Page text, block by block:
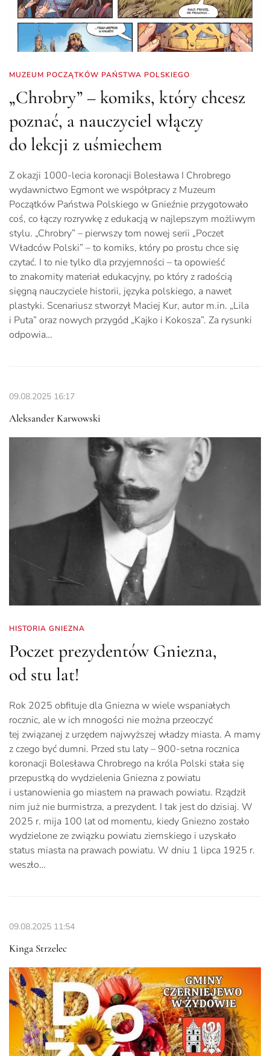
MUZEUM POCZĄTKÓW PAŃSTWA POLSKIEGO
„Chrobry” – komiks, który chcesz
poznać, a nauczyciel włączy
do lekcji z uśmiechem
Z okazji 1000-lecia koronacji Bolesława I Chrobrego
wydawnictwo Egmont we współpracy z Muzeum
Początków Państwa Polskiego w Gnieźnie przygotowało
coś, co łączy rozrywkę z edukacją w najlepszym możliwym
stylu. „Chrobry” – pierwszy tom nowej serii „Poczet
Władców Polski” – to komiks, który po prostu chce się
czytać. I to nie tylko dla przyjemności – ta opowieść
to znakomity materiał edukacyjny, po który z radością
sięgną nauczyciele historii, języka polskiego, a nawet
plastyki. Scenariusz stworzył Maciej Kur, autor m.in. „Lila
i Puta” oraz nowych przygód „Kajko i Kokosza”. Za rysunki
odpowia…
09.08.2025 16:17
Aleksander Karwowski
HISTORIA GNIEZNA
Poczet prezydentów Gniezna,
od stu lat!
Rok 2025 obfituje dla Gniezna w wiele wspaniałych
rocznic, ale w ich mnogości nie można przeoczyć
tej związanej z urzędem najwyższej władzy miasta. A mamy
z czego być dumni. Przed stu laty – 900-setna rocznica
koronacji Bolesława Chrobrego na króla Polski stała się
przepustką do wydzielenia Gniezna z powiatu
i ustanowienia go miastem na prawach powiatu. Rządził
nim już nie burmistrza, a prezydent. I tak jest do dzisiaj. W
2025 r. mija 100 lat od momentu, kiedy Gniezno zostało
wydzielone ze związku powiatu ziemskiego i uzyskało
status miasta na prawach powiatu. W dniu 1 lipca 1925 r.
weszło…
09.08.2025 11:54
Kinga Strzelec